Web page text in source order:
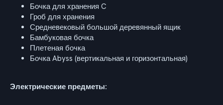
Бочка для хранения C
Гроб для хранения
Средневековый большой деревянный ящик
Бамбуковая бочка
Плетеная бочка
Бочка Abyss (вертикальная и горизонтальная)
Электрические предметы: